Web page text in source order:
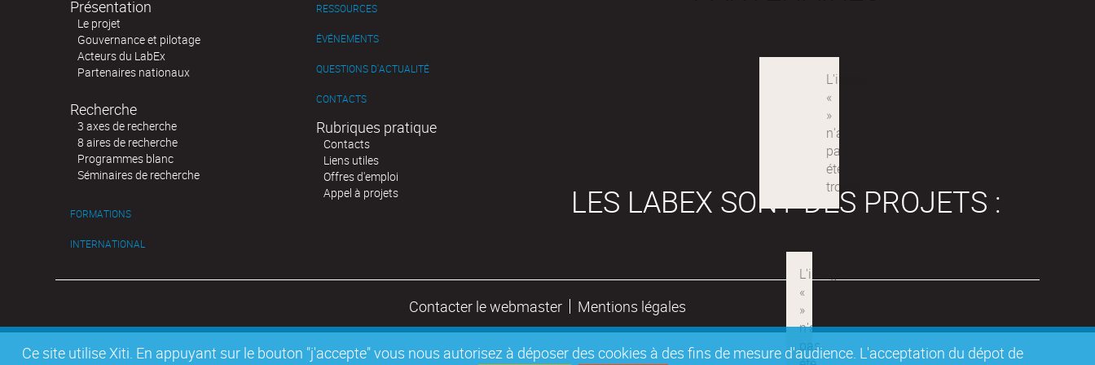
Ce site utilise Xiti. En appuyant sur le bouton "j'accepte" vous nous autorisez à déposer des cookies à des fins de mesure d'audience. L'acceptation du dépot de
Présentation
Le projet
Gouvernance et pilotage
Acteurs du LabEx
Partenaires nationaux
Recherche
3 axes de recherche
8 aires de recherche
Programmes blanc
Séminaires de recherche
FORMATIONS
INTERNATIONAL
RESSOURCES
ÉVÉNEMENTS
QUESTIONS D'ACTUALITÉ
CONTACTS
Rubriques pratique
Contacts
Liens utiles
Offres d'emploi
Appel à projets
LES LABEX SONT DES PROJETS :
Contacter le webmaster Mentions légales